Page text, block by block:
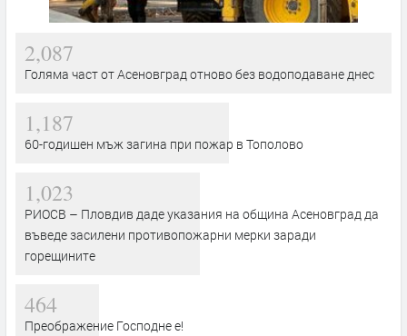
2,087
Голяма част от Асеновград отново без водоподаване днес
1,187
60-годишен мъж загина при пожар в Тополово
1,023
РИОСВ – Пловдив даде указания на община Асеновград да
въведе засилени противопожарни мерки заради
горещините
464
Преображение Господне е!